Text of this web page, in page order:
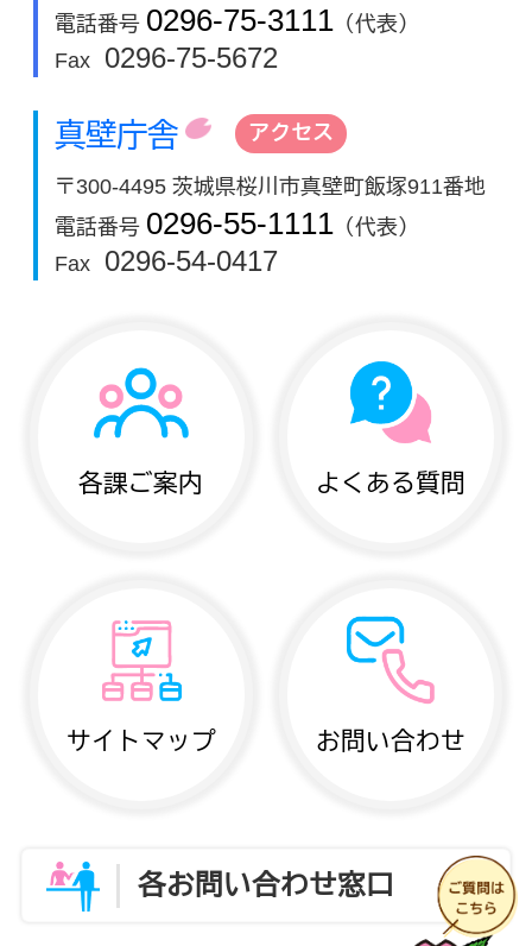
電話番号 0296-75-3111 （代表）
Fax
0296-75-5672
真壁庁舎 アクセス
〒300-4495 茨城県桜川市真壁町飯塚911番地
電話番号 0296-55-1111 （代表）
Fax
0296-54-0417
各課ご案内 よくある質問
サイトマップ お問い合わせ
各お問い合わせ窓口